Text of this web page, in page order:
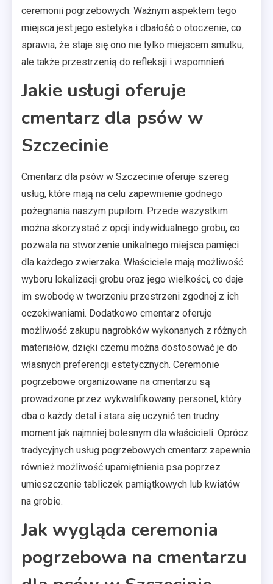
ceremonii pogrzebowych. Ważnym aspektem tego
miejsca jest jego estetyka i dbałość o otoczenie, co
sprawia, że staje się ono nie tylko miejscem smutku,
ale także przestrzenią do refleksji i wspomnień.
Jakie usługi oferuje
cmentarz dla psów w
Szczecinie
Cmentarz dla psów w Szczecinie oferuje szereg
usług, które mają na celu zapewnienie godnego
pożegnania naszym pupilom. Przede wszystkim
można skorzystać z opcji indywidualnego grobu, co
pozwala na stworzenie unikalnego miejsca pamięci
dla każdego zwierzaka. Właściciele mają możliwość
wyboru lokalizacji grobu oraz jego wielkości, co daje
im swobodę w tworzeniu przestrzeni zgodnej z ich
oczekiwaniami. Dodatkowo cmentarz oferuje
możliwość zakupu nagrobków wykonanych z różnych
materiałów, dzięki czemu można dostosować je do
własnych preferencji estetycznych. Ceremonie
pogrzebowe organizowane na cmentarzu są
prowadzone przez wykwalifikowany personel, który
dba o każdy detal i stara się uczynić ten trudny
moment jak najmniej bolesnym dla właścicieli. Oprócz
tradycyjnych usług pogrzebowych cmentarz zapewnia
również możliwość upamiętnienia psa poprzez
umieszczenie tabliczek pamiątkowych lub kwiatów
na grobie.
Jak wygląda ceremonia
pogrzebowa na cmentarzu